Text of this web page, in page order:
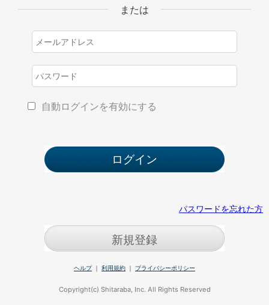
または
自動ログインを有効にする
パスワードを忘れた方
新規登録
ヘルプ｜ 利用規約 ｜ プライバシーポリシー
Copyright(c) Shitaraba, Inc. All Rights Reserved